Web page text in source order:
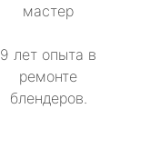
мастер
9 лет опыта в
ремонте
блендеров.